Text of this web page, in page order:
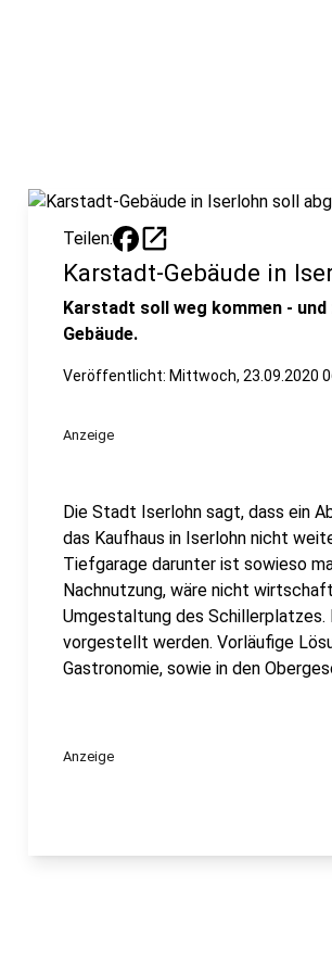
Teilen: open_in_new
Karstadt-Gebäude in
Karstadt soll weg kommen -
Gebäude.
Veröffentlicht: Mittwoch, 23.09.2020
Anzeige
Die Stadt Iserlohn sagt, dass ein
das Kaufhaus in Iserlohn nicht
Tiefgarage darunter ist sowieso
Nachnutzung, wäre nicht
Umgestaltung des Schillerplatzes.
vorgestellt werden. Vorläufige
Gastronomie, sowie in den
Anzeige